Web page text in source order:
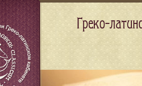
Греко-